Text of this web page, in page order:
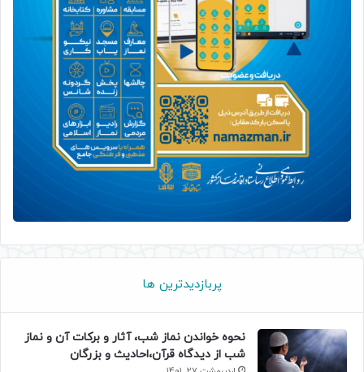
پربازدیدترین ها
نحوه خواندن نماز شب، آثار و برکات آن و نماز
شب از دیدگاه قرآن،احادیث و بزرگان